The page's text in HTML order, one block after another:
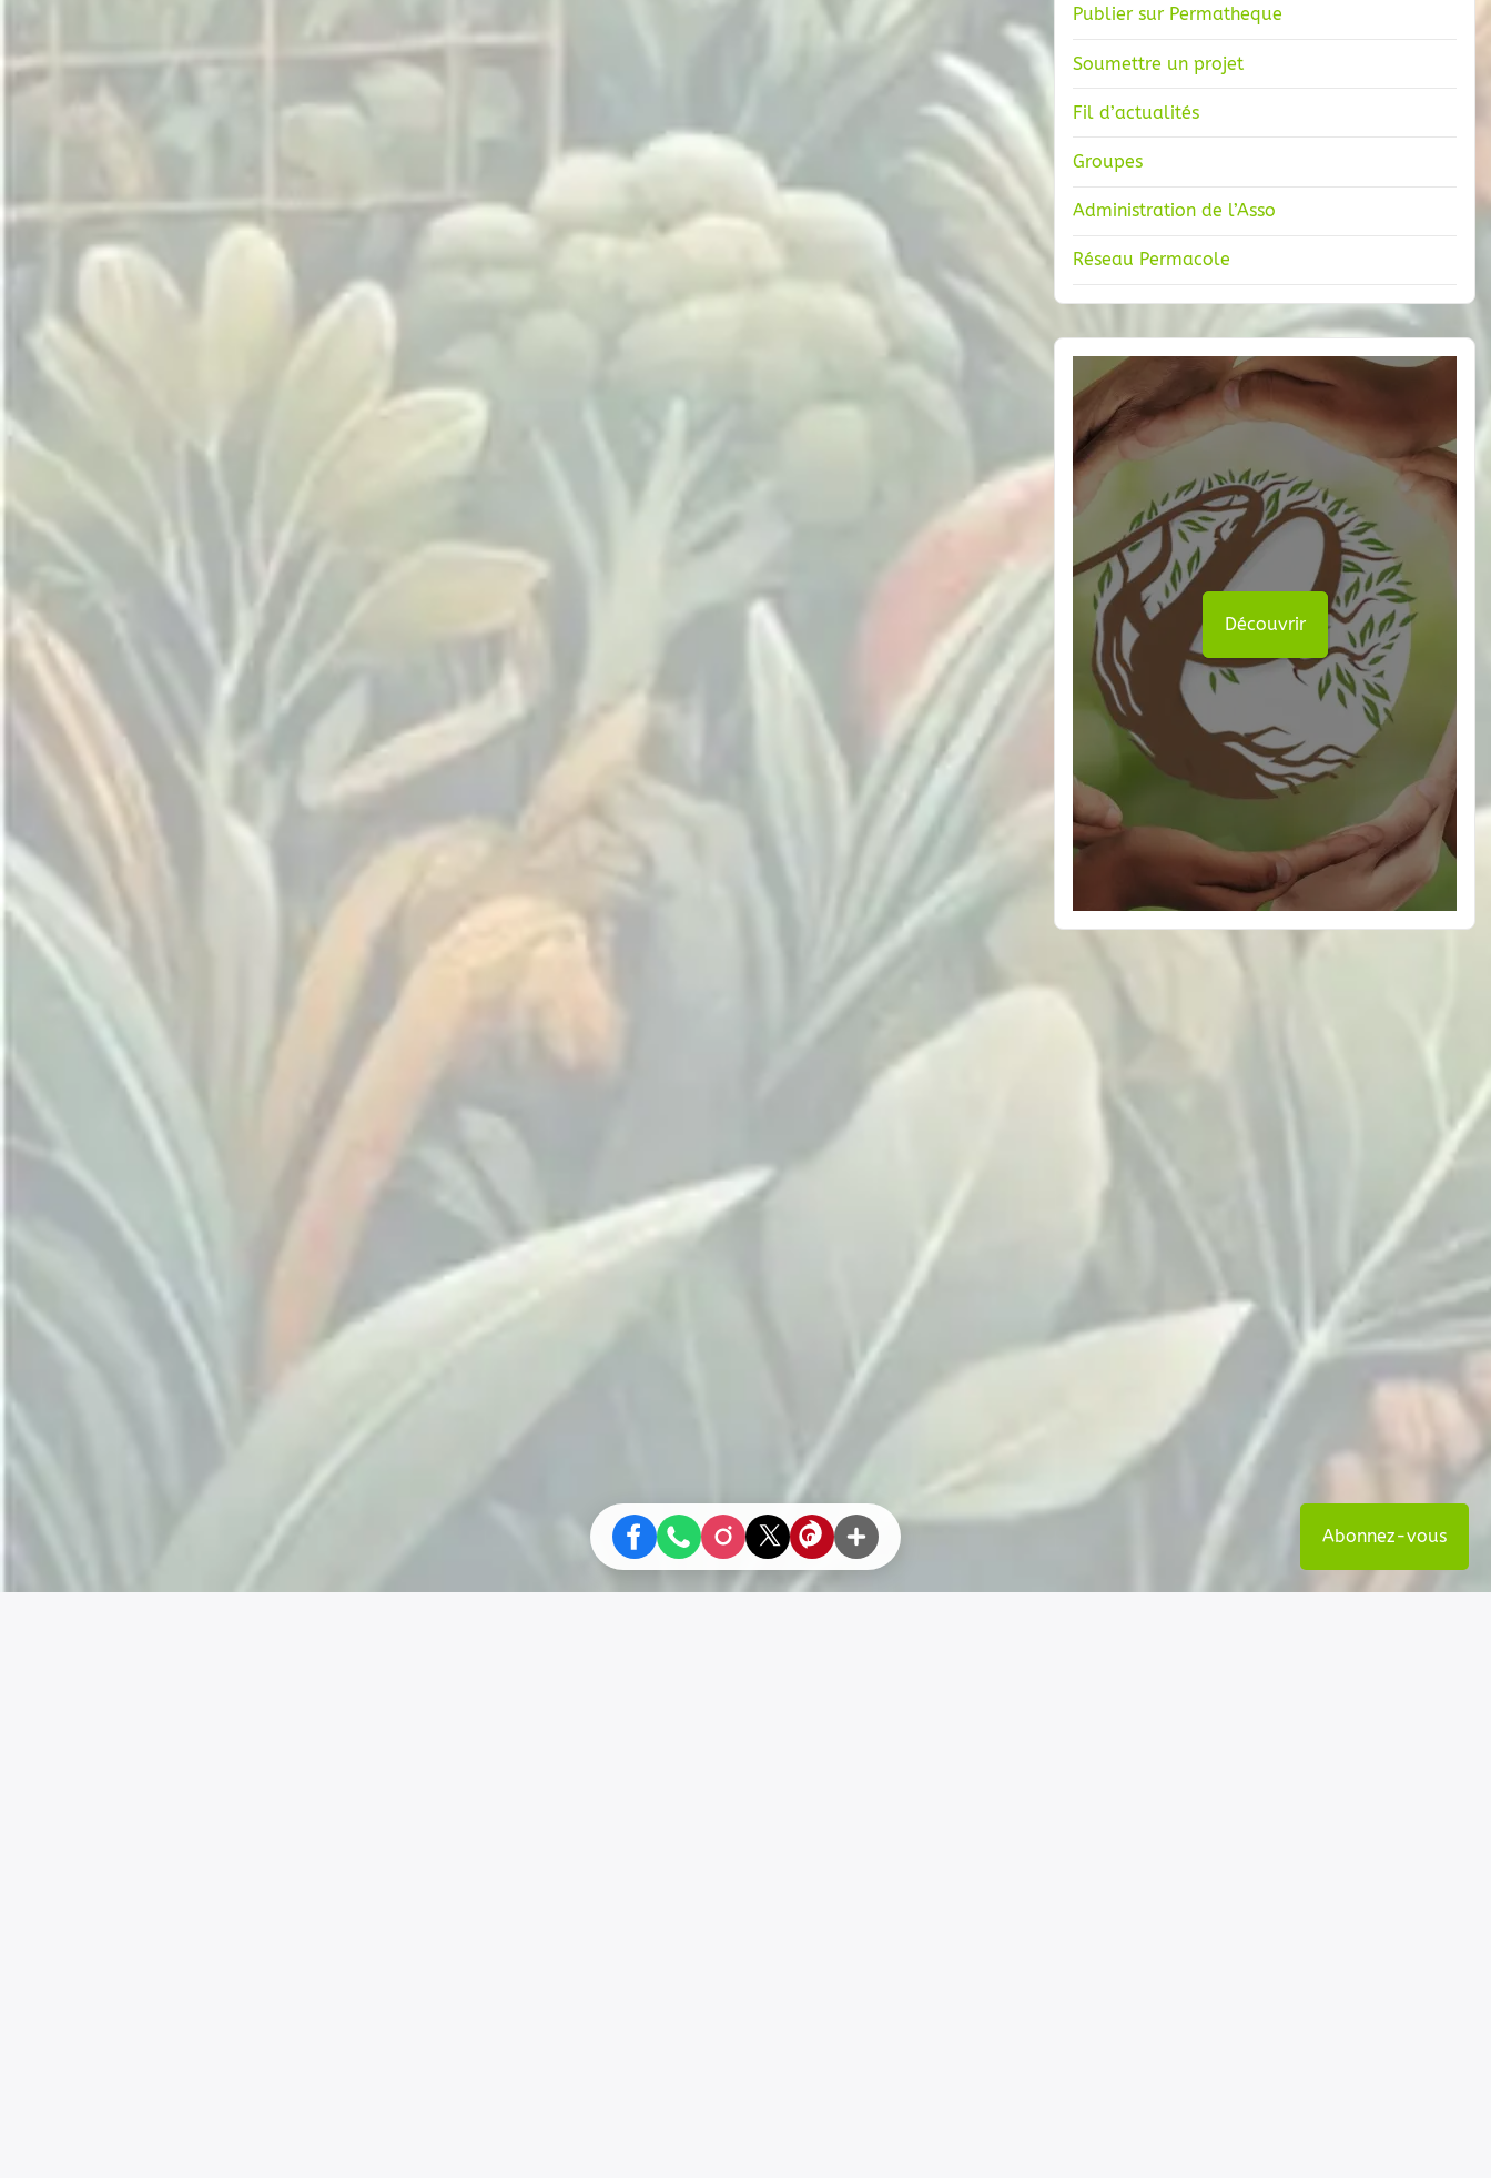
Publier sur Permatheque
Soumettre un projet
Fil d’actualités
Groupes
Administration de l’Asso
Réseau Permacole
Découvrir
Abonnez-vous